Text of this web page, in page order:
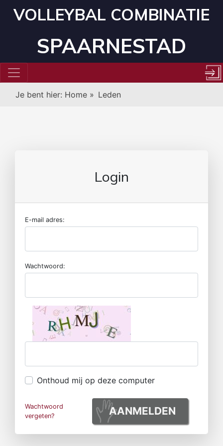
VOLLEYBAL COMBINATIE
SPAARNESTAD
Je bent hier: Home » Leden
Login
E-mail adres:
Wachtwoord:
Onthoud mij op deze computer
Wachtwoord
vergeten?
AANMELDEN